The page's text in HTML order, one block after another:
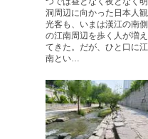
洞周辺に向かった日本人観
光客も、いまは漢江の南側
の江南周辺を歩く人が増え
てきた。だが、ひと口に江
南とい…